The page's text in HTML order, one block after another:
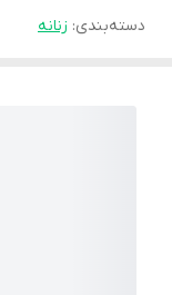
دسته‌بندی: زنانه